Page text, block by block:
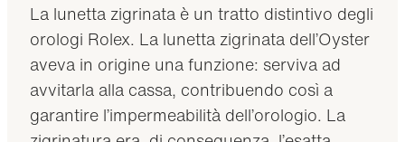
La lunetta zigrinata è un tratto distintivo degli
orologi Rolex. La lunetta zigrinata dell’Oyster
aveva in origine una funzione: serviva ad
avvitarla alla cassa, contribuendo così a
garantire l’impermeabilità dell’orologio. La